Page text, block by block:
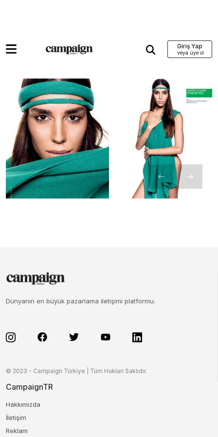
Giriş Yap
Dünyanın en büyük pazarlama iletişimi platformu.
© 2023 - Campaign Türkiye | Tüm Hakları Saklıdır.
CampaignTR
Hakkımızda
İletişim
Reklam